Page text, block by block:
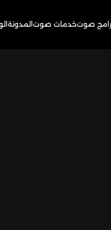
صوتخدمات صوتالمدونة